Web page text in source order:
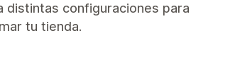
distintas configuraciones para
tu tienda.